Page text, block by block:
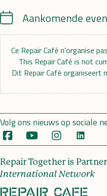
CalendarAankomende
Ce Repair Café n'organise
This Repair Café is not
Dit Repair Café organiseert
Volg ons nieuws op sociale
Repair Together is
International Network